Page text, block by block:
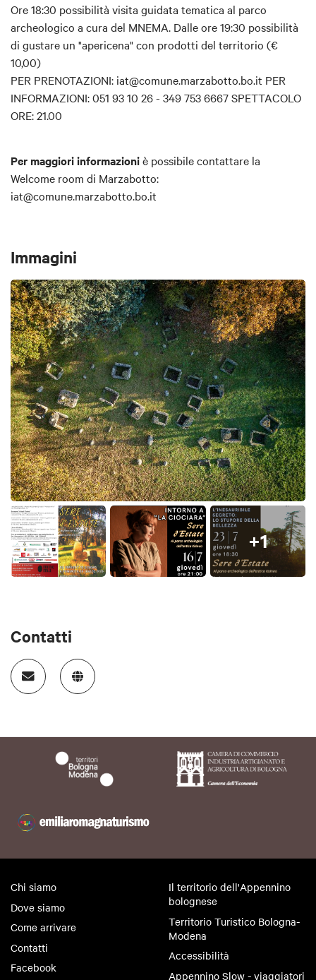
Ore 18:30 possibilità visita guidata tematica al parco
archeologico a cura del MNEMA. Dalle ore 19:30 possibilità
di gustare un "apericena" con prodotti del territorio (€
10,00)
PER PRENOTAZIONI: iat@comune.marzabotto.bo.it PER
INFORMAZIONI: 051 93 10 26 - 349 753 6667 SPETTACOLO
ORE: 21.00
Per maggiori informazioniè possibile contattare la
Welcome room di Marzabotto:
iat@comune.marzabotto.bo.it
Immagini
+1
Contatti
Chi siamo
Dove siamo
Come arrivare
Contatti
Facebook
Il territorio dell'Appennino
bolognese
Territorio Turistico Bologna-
Modena
Accessibilità
Appennino Slow - viaggiatori